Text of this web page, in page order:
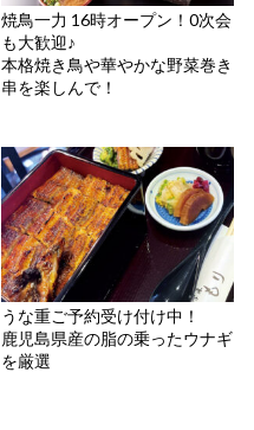
焼鳥一力 16時オープン！0次会
も大歓迎♪
本格焼き鳥や華やかな野菜巻き
串を楽しんで！
うな重ご予約受け付け中！
鹿児島県産の脂の乗ったウナギ
を厳選